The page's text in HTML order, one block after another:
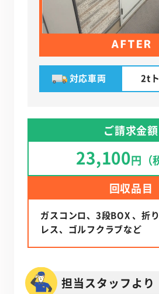
対応車両 2t
ご請求金額
23,100円（
回収品目
ガスコンロ、3段BOX 、折
レス、ゴルフクラブなど
担当スタッフより